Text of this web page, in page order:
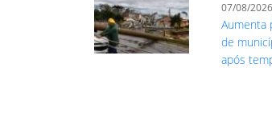
07/08/
Aumenta
de
após